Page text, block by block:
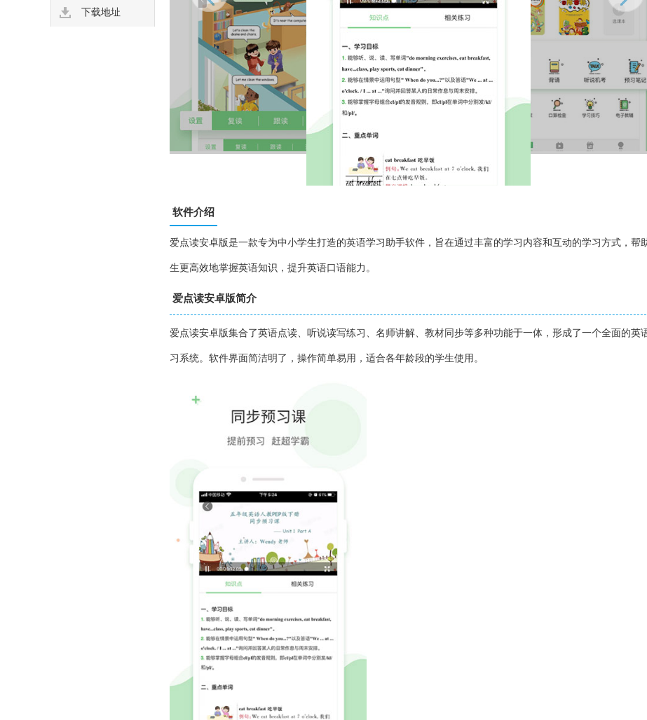
下载地址
软件介绍
爱点读安卓版是一款专为中小学生打造的英语学习助手软件，旨在通过丰富的学习内容和互动的学习方式，帮
生更高效地掌握英语知识，提升英语口语能力。
爱点读安卓版简介
爱点读安卓版集合了英语点读、听说读写练习、名师讲解、教材同步等多种功能于一体，形成了一个全面的英
习系统。软件界面简洁明了，操作简单易用，适合各年龄段的学生使用。